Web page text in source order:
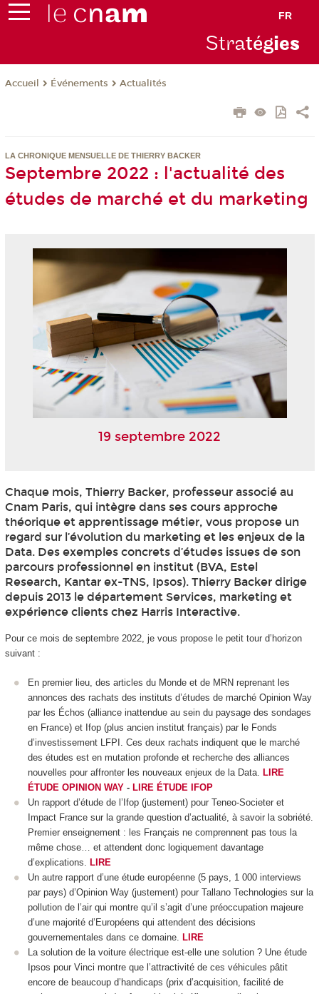
FR
Stratégies
Accueil Événements Actualités
LA CHRONIQUE MENSUELLE DE THIERRY BACKER
Septembre 2022 : l'actualité des
études de marché et du marketing
19 septembre 2022
Chaque mois, Thierry Backer, professeur associé au
Cnam Paris, qui intègre dans ses cours approche
théorique et apprentissage métier, vous propose un
regard sur l’évolution du marketing et les enjeux de la
Data. Des exemples concrets d’études issues de son
parcours professionnel en institut (BVA, Estel
Research, Kantar ex-TNS, Ipsos). Thierry Backer dirige
depuis 2013 le département Services, marketing et
expérience clients chez Harris Interactive.
Pour ce mois de septembre 2022, je vous propose le petit tour d’horizon
suivant :
En premier lieu, des articles du Monde et de MRN reprenant les
annonces des rachats des instituts d’études de marché Opinion Way
par les Échos (alliance inattendue au sein du paysage des sondages
en France) et Ifop (plus ancien institut français) par le Fonds
d’investissement LFPI. Ces deux rachats indiquent que le marché
des études est en mutation profonde et recherche des alliances
nouvelles pour affronter les nouveaux enjeux de la Data.
LIRE
ÉTUDE OPINION WAY - LIRE ÉTUDE IFOP
Un rapport d’étude de l’Ifop (justement) pour Teneo-Societer et
Impact France sur la grande question d’actualité, à savoir la sobriété.
Premier enseignement : les Français ne comprennent pas tous la
même chose… et attendent donc logiquement davantage
d’explications.
LIRE
Un autre rapport d’une étude européenne (5 pays, 1 000 interviews
par pays) d’Opinion Way (justement) pour Tallano Technologies sur la
pollution de l’air qui montre qu’il s’agit d’une préoccupation majeure
d’une majorité d’Européens qui attendent des décisions
gouvernementales dans ce domaine.
LIRE
La solution de la voiture électrique est-elle une solution ? Une étude
Ipsos pour Vinci montre que l’attractivité de ces véhicules pâtit
encore de beaucoup d’handicaps (prix d’acquisition, facilité de